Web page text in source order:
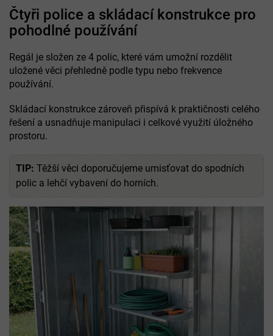
Čtyři police a skládací konstrukce pro
pohodlné používání
Regál je složen ze 4 polic, které vám umožní rozdělit
uložené věci přehledně podle typu nebo frekvence
používání.
Skládací konstrukce zároveň přispívá k praktičnosti celého
řešení a usnadňuje manipulaci i celkové využití úložného
prostoru.
TIP: Těžší věci doporučujeme umisťovat do spodních
polic a lehčí vybavení do horních.